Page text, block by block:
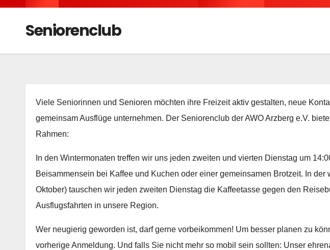
Seniorenclub
Viele Seniorinnen und Senioren möchten ihre Freizeit aktiv gestalten, neue
gemeinsam Ausflüge unternehmen. Der Seniorenclub der AWO Arzberg e.V.
Rahmen:
In den Wintermonaten treffen wir uns jeden zweiten und vierten Dienstag um
Beisammensein bei Kaffee und Kuchen oder einer gemeinsamen Brotzeit. In der
Oktober) tauschen wir jeden zweiten Dienstag die Kaffeetasse gegen den
Ausflugsfahrten in unsere Region.
Wer neugierig geworden ist, darf gerne vorbeikommen! Um besser planen zu
vorherige Anmeldung. Und falls Sie nicht mehr so mobil sein sollten: Unser